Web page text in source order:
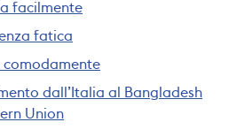
facilmente
fatica
comodamente
dall’Italia al Bangladesh
Union